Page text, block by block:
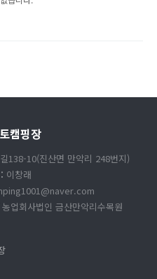
캠핑장
138-10(진산면 만악리 248번지)
이창래
업회사법인 금산만악리수목원